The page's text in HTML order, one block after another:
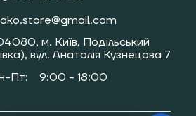
м. Київ, Подільський
вул. Анатолія Кузнецова 7
Пт: 9:00 - 18:00